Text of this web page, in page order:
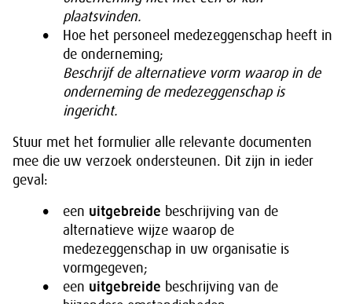
plaatsvinden.
Hoe het personeel medezeggenschap heeft in
de onderneming;
Beschrijf de alternatieve vorm waarop in de
onderneming de medezeggenschap is
ingericht.
Stuur met het formulier alle relevante documenten
mee die uw verzoek ondersteunen. Dit zijn in ieder
geval:
een uitgebreide beschrijving van de
alternatieve wijze waarop de
medezeggenschap in uw organisatie is
vormgegeven;
een uitgebreide beschrijving van de